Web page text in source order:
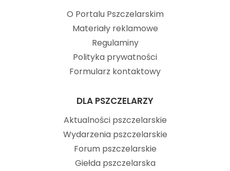
O Portalu Pszczelarskim
Materiały reklamowe
Regulaminy
Polityka prywatności
Formularz kontaktowy
DLA PSZCZELARZY
Aktualności pszczelarskie
Wydarzenia pszczelarskie
Forum pszczelarskie
Giełda pszczelarska